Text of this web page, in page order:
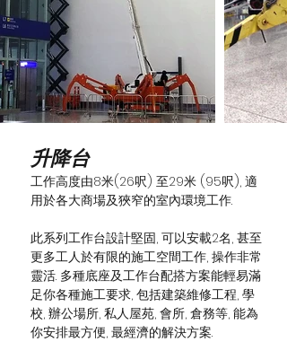
升降台
工作高度由8米(26呎) 至29米 (95呎), 適
用於各大商場及狹窄的室內環境工作.
此系列工作台設計堅固, 可以安載2名, 甚至
更多工人於有限的施工空間工作, 操作非常
靈活. 多種底座及工作台配搭方案能輕易滿
足你各種施工要求, 包括建築維修工程, 學
校, 辦公場所, 私人屋苑, 會所, 倉務等, 能為
你安排最方便, 最經濟的解決方案.